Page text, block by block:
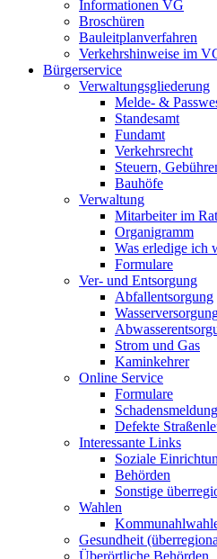
Informationen VG
Broschüren
Bauleitplanverfahren
Verkehrshinweise im
Bürgerservice
Verwaltungsgliederung
Melde- &
Standesamt
Fundamt
Verkehrsrecht
Steuern,
Bauhöfe
Verwaltung
Mitarbeiter im
Organigramm
Was erledige ich
Formulare
Ver- und Entsorgung
Abfallentsorgung
Strom und Gas
Kaminkehrer
Online Service
Formulare
Defekte
Interessante Links
Soziale
Behörden
Sonstige
Wahlen
Gesundheit
Überörtliche Behörden